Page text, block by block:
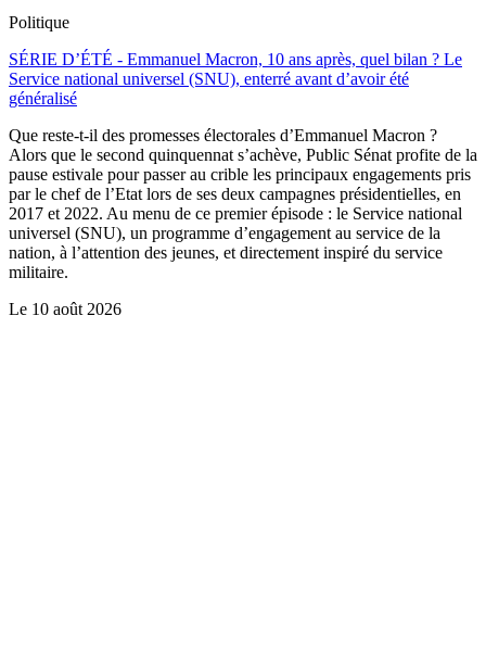
Politique
SÉRIE D’ÉTÉ - Emmanuel Macron, 10 ans après, quel bilan ? Le
Service national universel (SNU), enterré avant d’avoir été
généralisé
Que reste-t-il des promesses électorales d’Emmanuel Macron ?
Alors que le second quinquennat s’achève, Public Sénat profite de la
pause estivale pour passer au crible les principaux engagements pris
par le chef de l’Etat lors de ses deux campagnes présidentielles, en
2017 et 2022. Au menu de ce premier épisode : le Service national
universel (SNU), un programme d’engagement au service de la
nation, à l’attention des jeunes, et directement inspiré du service
militaire.
Le 10 août 2026